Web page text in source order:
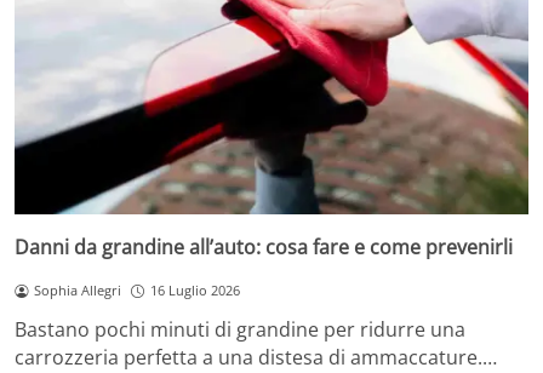
Danni da grandine all’auto: cosa fare e come prevenirli
Sophia Allegri 16 Luglio 2026
Bastano pochi minuti di grandine per ridurre una
carrozzeria perfetta a una distesa di ammaccature.…